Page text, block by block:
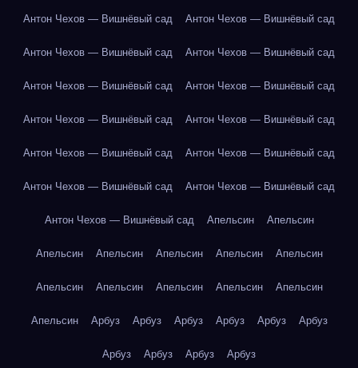
Антон Чехов — Вишнёвый сад Антон Чехов — Вишнёвый сад
Антон Чехов — Вишнёвый сад Антон Чехов — Вишнёвый сад
Антон Чехов — Вишнёвый сад Антон Чехов — Вишнёвый сад
Антон Чехов — Вишнёвый сад Антон Чехов — Вишнёвый сад
Антон Чехов — Вишнёвый сад Антон Чехов — Вишнёвый сад
Антон Чехов — Вишнёвый сад Антон Чехов — Вишнёвый сад
Антон Чехов — Вишнёвый сад Апельсин Апельсин
Апельсин Апельсин Апельсин Апельсин Апельсин
Апельсин Апельсин Апельсин Апельсин Апельсин
Апельсин Арбуз Арбуз Арбуз Арбуз Арбуз Арбуз
Арбуз Арбуз Арбуз Арбуз